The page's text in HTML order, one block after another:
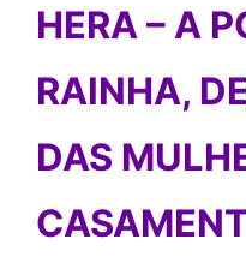
HERA – A
RAINHA,
DAS